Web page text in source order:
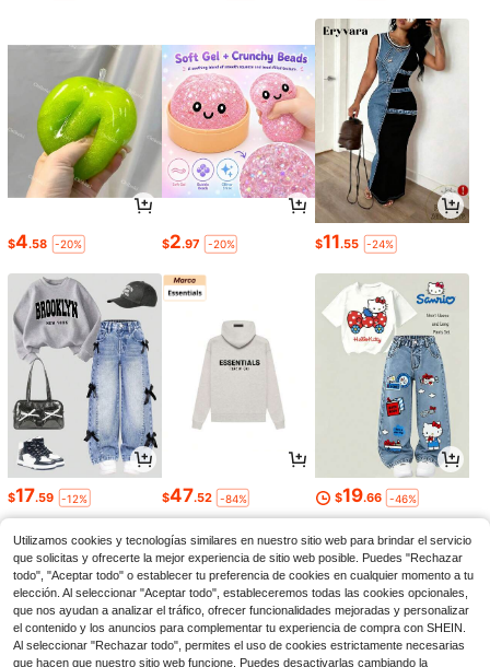
$4.58 -20% $2.97 -20% $11.55 -24%
$17.59 -12% $47.52 -84% $19.66 -46%
Utilizamos cookies y tecnologías similares en nuestro sitio web para brindar el servicio
que solicitas y ofrecerte la mejor experiencia de sitio web posible. Puedes "Rechazar
todo", "Aceptar todo" o establecer tu preferencia de cookies en cualquier momento a tu
elección. Al seleccionar "Aceptar todo", estableceremos todas las cookies opcionales,
que nos ayudan a analizar el tráfico, ofrecer funcionalidades mejoradas y personalizar
el contenido y los anuncios para complementar tu experiencia de compra con SHEIN.
Al seleccionar "Rechazar todo", permites el uso de cookies estrictamente necesarias
que hacen que nuestro sitio web funcione. Puedes desactivarlas cambiando la